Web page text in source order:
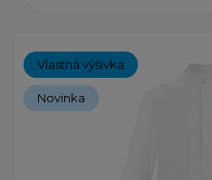
Vlastná výšivka
Novinka